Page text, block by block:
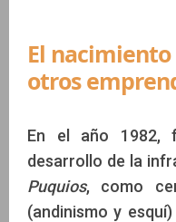
El nacimiento
otros
En el año 1982,
desarrollo de la
Puquios, como
(andinismo y